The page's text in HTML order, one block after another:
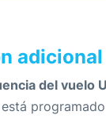
adicional
del vuelo